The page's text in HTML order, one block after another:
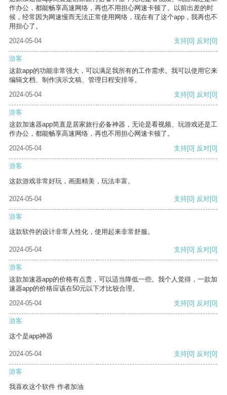
作办公，都能畅享高速网络，再也不用担心网速卡顿了。以前出差的时
候，经常因为网速慢而无法正常使用网络，现在有了这个app，我再也不
用担心了。
2024-05-04
支持[0] 反对[0]
游客
这款app的功能非常强大，可以满足我所有的工作需求。我可以使用它来
编辑文档、制作演示文稿、管理日程安排等。
2024-05-04
支持[0] 反对[0]
游客
这款加速器app简直是居家旅行必备神器，无论是看视频、玩游戏还是工
作办公，都能畅享高速网络，再也不用担心网速卡顿了。
2024-05-04
支持[0] 反对[0]
游客
这款游戏非常好玩，画面精美，玩法丰富。
2024-05-04 支持[0] 反对[0]
游客
这款软件的设计非常人性化，使用起来非常舒服。
2024-05-04 支持[0] 反对[0]
游客
这款加速器app的价格有点贵，可以适当降低一些。我个人觉得，一款加
速器app的价格应该在50元以下才比较合理。
2024-05-04
支持[0] 反对[0]
游客
这个是app神器
2024-05-04 支持[0] 反对[0]
游客
我喜欢这个软件 作者加油